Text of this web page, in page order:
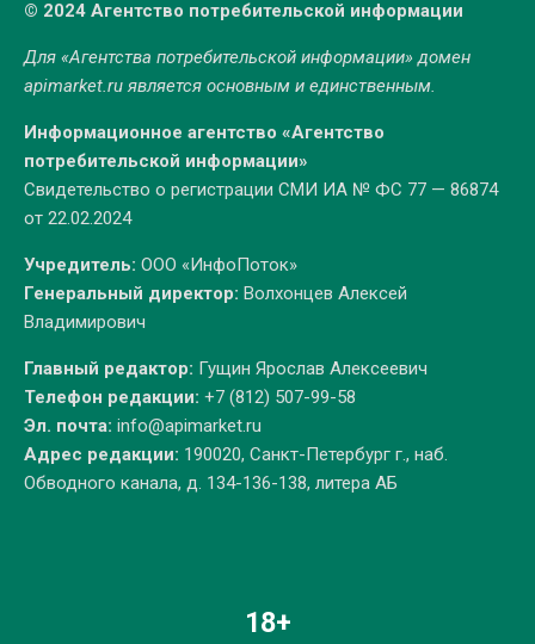
© 2024 Агентство потребительской информации
Для «Агентства потребительской информации» домен
apimarket.ruявляется основным и единственным.
Информационное агентство «Агентство
потребительской информации»
Свидетельство о регистрации СМИ ИА № ФС 77 — 86874
от 22.02.2024
Учредитель: ООО «ИнфоПоток»
Генеральный директор: Волхонцев Алексей
Владимирович
Главный редактор: Гущин Ярослав Алексеевич
Телефон редакции: +7 (812) 507-99-58
Эл. почта: info@apimarket.ru
Адрес редакции: 190020, Санкт-Петербург г., наб.
Обводного канала, д. 134-136-138, литера АБ
18+